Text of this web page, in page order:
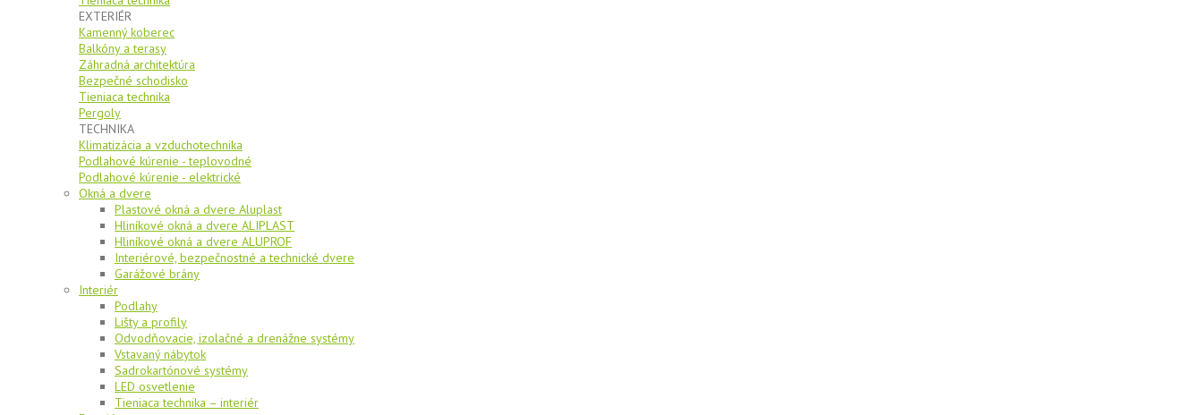
EXTERIÉR
Kamenný koberec
Balkóny a terasy
Záhradná architektúra
Bezpečné schodisko
Tieniaca technika
Pergoly
TECHNIKA
Klimatizácia a vzduchotechnika
Podlahové kúrenie - teplovodné
Podlahové kúrenie - elektrické
Okná a dvere
Plastové okná a dvere Aluplast
Hliníkové okná a dvere ALIPLAST
Hliníkové okná a dvere ALUPROF
Interiérové, bezpečnostné a technické dvere
Garážové brány
Interiér
Podlahy
Lišty a profily
Odvodňovacie, izolačné a drenážne systémy
Vstavaný nábytok
Sadrokartónové systémy
LED osvetlenie
Tieniaca technika – interiér